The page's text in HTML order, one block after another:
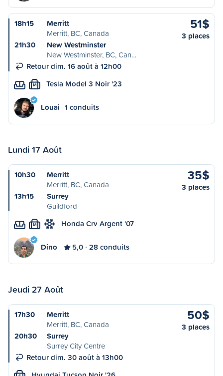
18h15
Merritt
Merritt, BC, Canada
21h30
New Westminster
New Westminster, BC, Can…
Retour dim. 16 août à 12h00
51$
3 places
M Tesla Model 3 Noir '23
Louai 1 conduits
Lundi 17 Août
10h30
Merritt
Merritt, BC, Canada
13h15
Surrey
Guildford
35$
3 places
M Honda Crv Argent '07
Dino 5,0 28 conduits
Jeudi 27 Août
17h30
Merritt
Merritt, BC, Canada
20h30
Surrey
Surrey City Centre
Retour dim. 30 août à 13h00
50$
3 places